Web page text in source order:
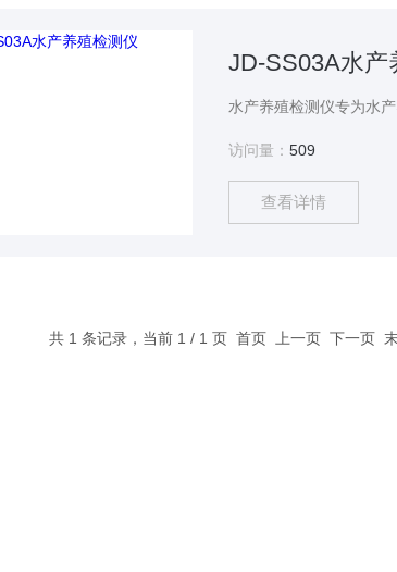
JD-SS03A水产
访问量：509
查看详情
共 1 条记录，当前 1 / 1 页 首页 上一页 下一页